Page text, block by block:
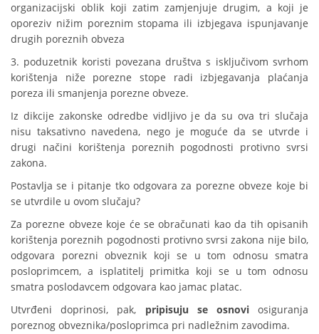
organizacijski oblik koji zatim zamjenjuje drugim, a koji je
oporeziv nižim poreznim stopama ili izbjegava ispunjavanje
drugih poreznih obveza
3. poduzetnik koristi povezana društva s isključivom svrhom
korištenja niže porezne stope radi izbjegavanja plaćanja
poreza ili smanjenja porezne obveze.
Iz dikcije zakonske odredbe vidljivo je da su ova tri slučaja
nisu taksativno navedena, nego je moguće da se utvrde i
drugi načini korištenja poreznih pogodnosti protivno svrsi
zakona.
Postavlja se i pitanje tko odgovara za porezne obveze koje bi
se utvrdile u ovom slučaju?
Za porezne obveze koje će se obračunati kao da tih opisanih
korištenja poreznih pogodnosti protivno svrsi zakona nije bilo,
odgovara porezni obveznik koji se u tom odnosu smatra
posloprimcem, a isplatitelj primitka koji se u tom odnosu
smatra poslodavcem odgovara kao jamac platac.
Utvrđeni doprinosi, pak, pripisuju se osnoviosiguranja
poreznog obveznika/posloprimca pri nadležnim zavodima.